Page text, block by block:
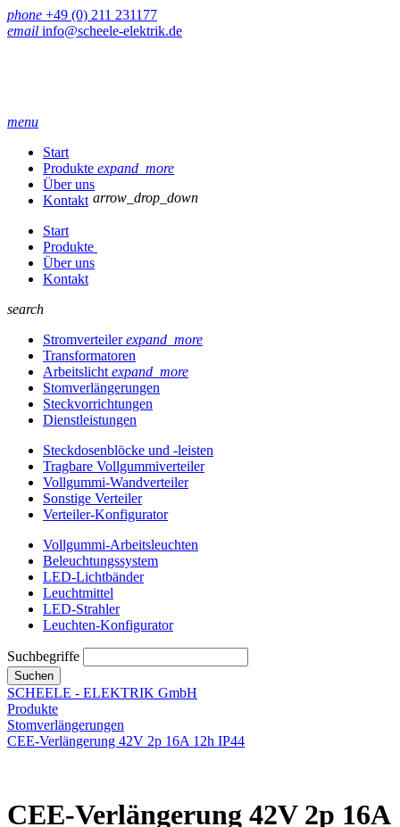
phone +49 (0) 211 231177
email info@scheele-elektrik.de
menu
Start
Produkte expand_more
Über uns
Kontakt
Start
Produkte
arrow_drop_down
Über uns
Kontakt
search
Stromverteilerexpand_more
Transformatoren
Arbeitslicht expand_more
Stomverlängerungen
Steckvorrichtungen
Dienstleistungen
Steckdosenblöcke und -leisten
Tragbare Vollgummiverteiler
Vollgummi-Wandverteiler
Sonstige Verteiler
Verteiler-Konfigurator
Vollgummi-Arbeitsleuchten
Beleuchtungssystem
LED-Lichtbänder
Leuchtmittel
LED-Strahler
Leuchten-Konfigurator
Suchbegriffe
Suchen
SCHEELE - ELEKTRIK GmbH
Produkte
Stomverlängerungen
CEE-Verlängerung 42V 2p 16A 12h IP44
CEE-Verlängerung 42V 2p 16A